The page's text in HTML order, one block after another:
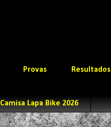
Provas Resultados
Camisa Lapa Bike 2026